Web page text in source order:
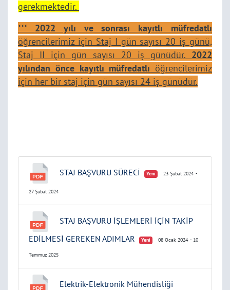
gerekmektedir.
*** 2022 yılı ve sonrası kayıtlı müfredatlı
öğrencilerimiz için Staj I gün sayısı 20 iş günü,
Staj II için gün sayısı 20 iş günüdür. 2022
yılından önce kayıtlı müfredatlı öğrencilerimiz
için her bir staj için gün sayısı 24 iş günüdür.
STAJ BAŞVURU SÜRECİ Yeni 23 Şubat 2024 -
27 Şubat 2024
STAJ BAŞVURU İŞLEMLERİ İÇİN TAKİP
EDİLMESİ GEREKEN ADIMLAR
Yeni 08 Ocak 2024 - 10
Temmuz 2025
Elektrik-Elektronik Mühendisliği